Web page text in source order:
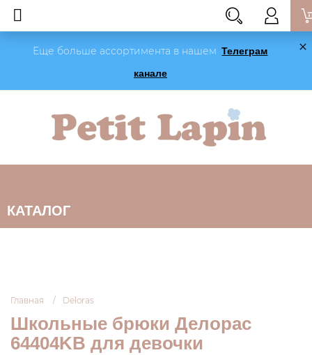
Еще больше ассортимента в нашем Телеграм
канале
КАТАЛОГ
Главная Deloras
Школьные брюки Делорас
64404KB для девочки